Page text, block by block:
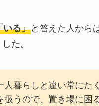
いる」と答えた人から
た。
人暮らしと違い常にた
扱うので、置き場に困